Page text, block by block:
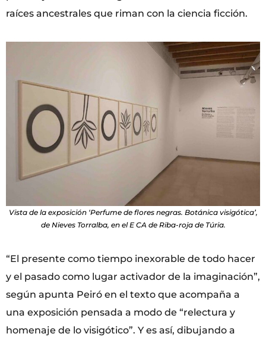
raíces ancestrales que riman con la ciencia ficción.
Vista de la exposición ‘Perfume de flores negras. Botánica visigótica’,
de Nieves Torralba, en el E CA de Riba-roja de Túria.
“El presente como tiempo inexorable de todo hacer
y el pasado como lugar activador de la imaginación”,
según apunta Peiró en el texto que acompaña a
una exposición pensada a modo de “relectura y
homenaje de lo visigótico”. Y es así, dibujando a